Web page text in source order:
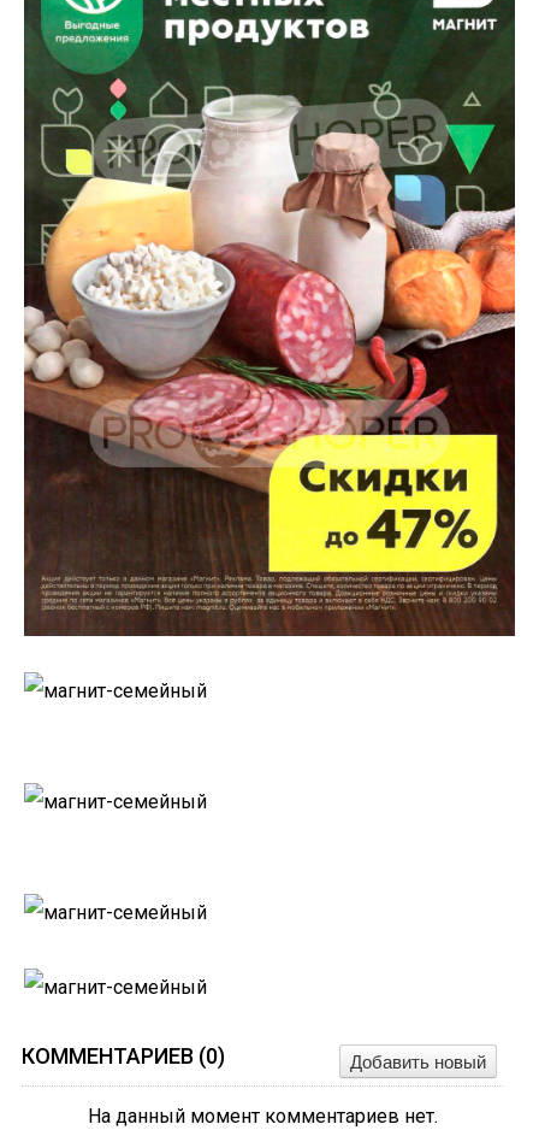
КОММЕНТАРИЕВ (0) Добавить новый
На данный момент комментариев нет.